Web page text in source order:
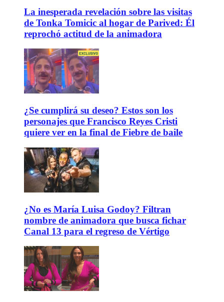
La inesperada revelación sobre las visitas
de Tonka Tomicic al hogar de Parived: Él
reprochó actitud de la animadora
¿Se cumplirá su deseo? Estos son los
personajes que Francisco Reyes Cristi
quiere ver en la final de Fiebre de baile
¿No es María Luisa Godoy? Filtran
nombre de animadora que busca fichar
Canal 13 para el regreso de Vértigo